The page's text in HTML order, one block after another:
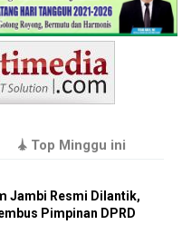
Top Minggu ini
Jambi Resmi Dilantik,
Pimpinan DPRD